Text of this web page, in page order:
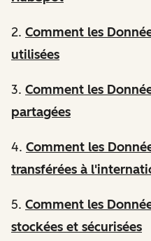
2. Comment les
utilisées
3. Comment les
partagées
4. Comment les
transférées à
5. Comment les
stockées et sécurisées